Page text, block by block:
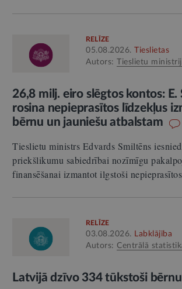
RELĪZE
05.08.2026. Tieslietas
Autors: Tieslietu
26,8 milj. eiro slēgtos kontos: E.
rosina nepieprasītos līdzekļus
bērnu un jauniešu atbalstam
Tieslietu ministrs Edvards Smiltēns
priekšlikumu sabiedrībai nozīmīgu
finansēšanai izmantot ilgstoši
RELĪZE
03.08.2026.
Labklājība
Autors: Centrālā
Latvijā dzīvo 334 tūkstoši bērnu